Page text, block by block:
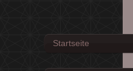
Startseite